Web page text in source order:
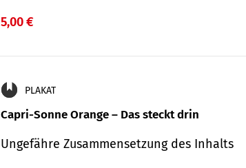
5,00 €
PLAKAT
Capri-Sonne Orange – Das steckt drin
Ungefähre Zu­sammen­setzung des Inhalts